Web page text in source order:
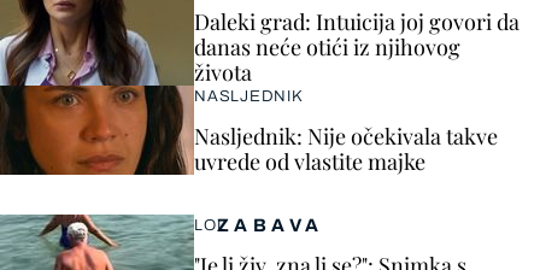
ZABAVA
LOL
Daleki grad: Intuicija joj govori da
danas neće otići iz njihovog
života
NASLJEDNIK
Nasljednik: Nije očekivala takve
uvrede od vlastite majke